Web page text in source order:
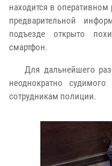
находится в
предварительной
подъезде открыто
смартфон.
Для дальнейшего
неоднократно
сотрудникам полиции.